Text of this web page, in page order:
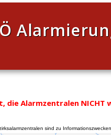
die Alarmzentralen